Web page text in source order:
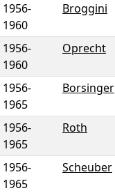
1956-
1960
Broggini
1956-
1960
Oprecht
1956-
1965
Borsinger
1956-
1965
Roth
1956-
1965
Scheuber